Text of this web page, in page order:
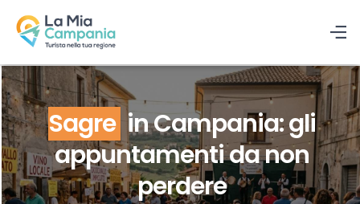
Sagre in Campania: gli
appuntamenti da non
perdere